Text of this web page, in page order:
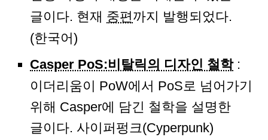
글이다. 현재 중편까지 발행되었다.
(한국어)
Casper PoS:비탈릭의 디자인 철학:
이더리움이 PoW에서 PoS로 넘어가기
위해 Casper에 담긴 철학을 설명한
글이다. 사이퍼펑크(Cyperpunk)